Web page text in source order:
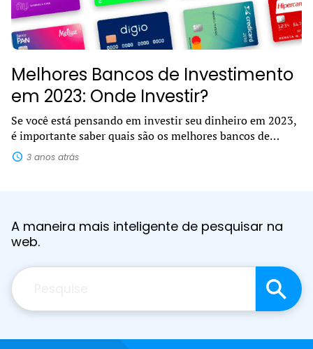
Melhores Bancos de Investimento
em 2023: Onde Investir?
Se você está pensando em investir seu dinheiro em 2023,
é importante saber quais são os melhores bancos de
investimento. Com tantas opções disponíveis no
mercado, pode ser difícil decidir...
3 anos atrás
A maneira mais inteligente de pesquisar na
web.
Pesquisar